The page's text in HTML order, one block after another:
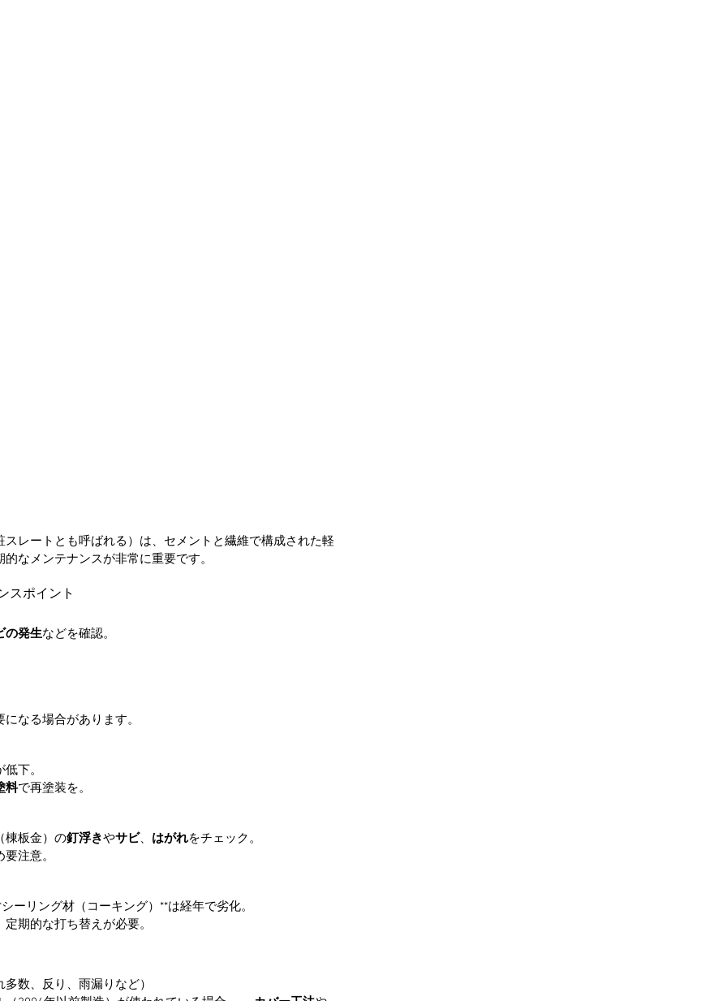
レートとも呼ばれる）は、セメントと繊維で構成された軽
なメンテナンスが非常に重要です。
スポイント
の発生などを確認。
なる場合があります。
下。
料で再塗装を。
棟板金）の釘浮きやサビ、 はがれをチェック。
注意。
ーリング材（コーキング）**は経年で劣化。
期的な打ち替えが必要。
数、反り、雨漏りなど）